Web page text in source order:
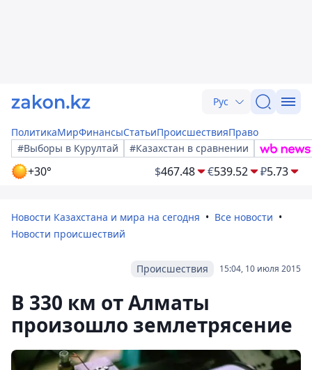
Рус
ПолитикаМирФинансыСтатьиПроисшествияПраво
#Выборы в Курултай
#Казахстан в сравнении
+30° $467.48 €539.52 ₽5.73
Новости Казахстана и мира на сегодня
Все новости
Новости происшествий
15:04, 10 июля 2015
Происшествия
В 330 км от Алматы
произошло землетрясение